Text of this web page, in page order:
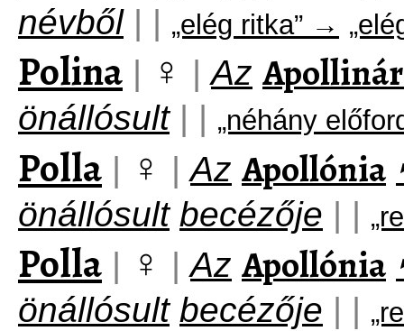
névből | | „elég ritka” →
Polina | ♀ | Az
önállósult | | „néhány
Polla | ♀ | Az Apollónia
önállósult becézője | |
Polla | ♀ | Az Apollónia
önállósult becézője | |